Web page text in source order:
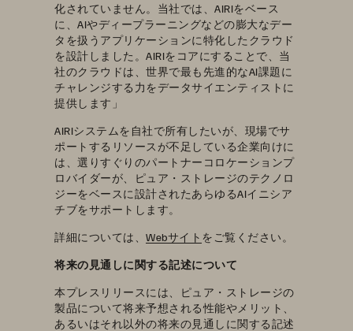
化されていません。当社では、AIRIをベース
に、AIやディープラーニングなどの膨大なデー
タを扱うアプリケーションに特化したクラウド
を設計しました。AIRIをコアにすることで、当
社のクラウドは、世界で最も先進的なAI課題に
チャレンジする力をデータサイエンティストに
提供します」
AIRIシステムを自社で所有したいが、現場でサ
ポートするリソースが不足している企業向けに
は、選りすぐりのパートナーコロケーションプ
ロバイダーが、ピュア・ストレージのテクノロ
ジーをベースに設計されたあらゆるAIイニシア
チブをサポートします。
詳細については、 Webサイト をご覧ください。
将来の見通しに関する記述について
本プレスリリースには、ピュア・ストレージの
製品について将来予想される性能やメリット、
あるいはそれ以外の将来の見通しに関する記述